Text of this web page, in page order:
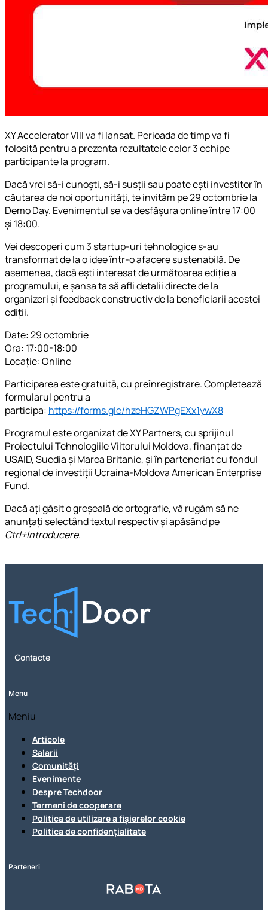
XY Accelerator VIII va fi lansat. Perioada de timp va fi
folosită pentru a prezenta rezultatele celor 3 echipe
participante la program.
Dacă vrei să-i cunoști, să-i susții sau poate ești investitor în
căutarea de noi oportunități, te invităm pe 29 octombrie la
Demo Day. Evenimentul se va desfășura online între 17:00
și 18:00.
Vei descoperi cum 3 startup-uri tehnologice s-au
transformat de la o idee într-o afacere sustenabilă. De
asemenea, dacă ești interesat de următoarea ediție a
programului, e șansa ta să afli detalii directe de la
organizeri și feedback constructiv de la beneficiarii acestei
ediții.
Date: 29 octombrie
Ora: 17:00-18:00
Locație: Online
Participarea este gratuită, cu preînregistrare. Completează
formularul pentru a
participa: https://forms.gle/hzeHGZWPgEXx1ywX8
Programul este organizat de XY Partners, cu sprijinul
Proiectului Tehnologiile Viitorului Moldova, finanțat de
USAID, Suedia și Marea Britanie, și în parteneriat cu fondul
regional de investiții Ucraina-Moldova American Enterprise
Fund.
Dacă ați găsit o greșeală de ortografie, vă rugăm să ne
anunțați selectând textul respectiv și apăsând pe
Ctrl+Introducere.
Contacte
Menu
Meniu
Articole
Salarii
Comunități
Evenimente
Despre Techdoor
Termeni de cooperare
Politica de utilizare a fișierelor cookie
Politica de confidențialitate
Parteneri